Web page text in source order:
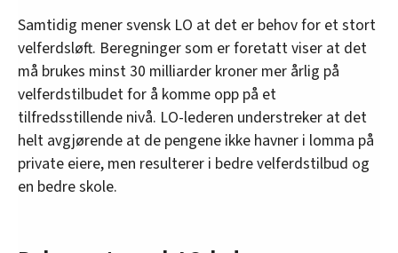
Samtidig mener svensk LO at det er behov for et stort
velferdsløft. Beregninger som er foretatt viser at det
må brukes minst 30 milliarder kroner mer årlig på
velferdstilbudet for å komme opp på et
tilfredsstillende nivå. LO-lederen understreker at det
helt avgjørende at de pengene ikke havner i lomma på
private eiere, men resulterer i bedre velferdstilbud og
en bedre skole.